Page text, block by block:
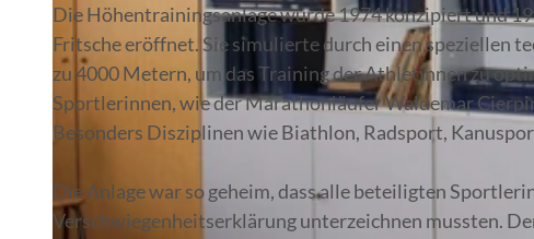
Die Höhentrainingsanlage wurde 1974 konzipiert und
Fritsche eröffnet. Sie simulierte durch einen speziellen
zu 4000 Metern, um das Training der Athletinnen zu
Sportlerinnen, wie der Marathonläufer Waldemar
Besonders Disziplinen wie Biathlon, Radsport,
Die Anlage war so geheim, dass alle beteiligten
Verschwiegenheitserklärung unterzeichnen mussten.